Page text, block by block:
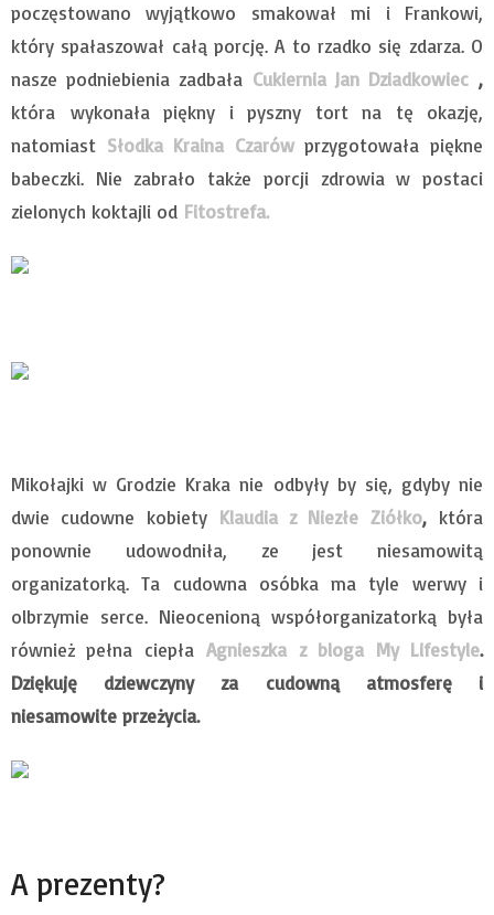
poczęstowano wyjątkowo smakował mi i Frankowi,
który spałaszował całą porcję. A to rzadko się zdarza. O
nasze podniebienia zadbała Cukiernia Jan Dziadkowiec ,
która
wykonała piękny i pyszny tort na tę okazję,
natomiast Słodka Kraina Czarów przygotowała piękne
babeczki. Nie zabrało także porcji zdrowia w postaci
zielonych koktajli od Fitostrefa.
Mikołajki w Grodzie Kraka nie odbyły by się, gdyby nie
dwie cudowne kobiety Klaudia z Niezłe Ziółko, która
ponownie udowodniła, ze jest niesamowitą
organizatorką. Ta cudowna osóbka ma tyle werwy i
olbrzymie serce. Nieocenioną współorganizatorką była
również pełna ciepłaAgnieszka z bloga My Lifestyle.
Dziękuję dziewczyny za cudowną atmosferę i
niesamowite przeżycia.
A prezenty?